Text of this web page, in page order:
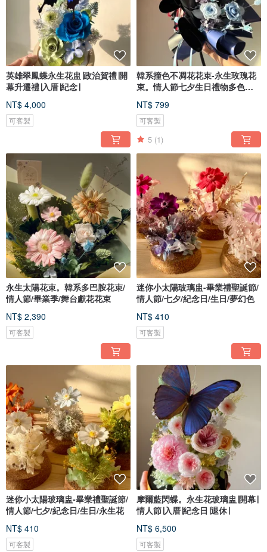
英雄翠鳳蝶永生花盅∣政治賀禮∣開
幕升遷禮∣入厝∣紀念∣
NT$ 4,000
可客製
韓系撞色不凋花花束-永生玫瑰花
束。情人節七夕生日禮物多色可
NT$ 799
可客製
5 (1)
永生太陽花束。韓系多巴胺花束/
情人節/畢業季/舞台獻花花束
NT$ 2,390
可客製
迷你小太陽玻璃盅-畢業禮聖誕節/
情人節/七夕/紀念日/生日/夢幻色
NT$ 410
可客製
迷你小太陽玻璃盅-畢業禮聖誕節/
情人節/七夕/紀念日/生日/永生花
NT$ 410
可客製
摩爾藍閃蝶。永生花玻璃盅∣開幕∣
情人節∣入厝∣紀念日∣退休∣
NT$ 6,500
可客製